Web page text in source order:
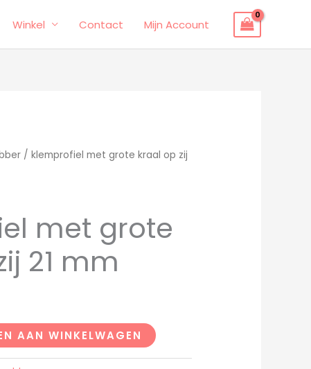
Winkel Contact Mijn Account
/ klemprofiel met grote kraal op zij
met grote
21 mm
AAN WINKELWAGEN